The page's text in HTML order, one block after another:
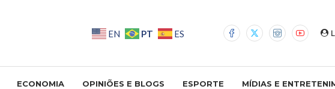
EN PT ES
ECONOMIA OPINIÕES E BLOGS ESPORTE MÍDIAS E